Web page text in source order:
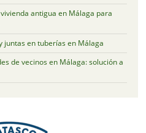
antigua en Málaga para
juntas en tuberías en Málaga
de vecinos en Málaga: solución a